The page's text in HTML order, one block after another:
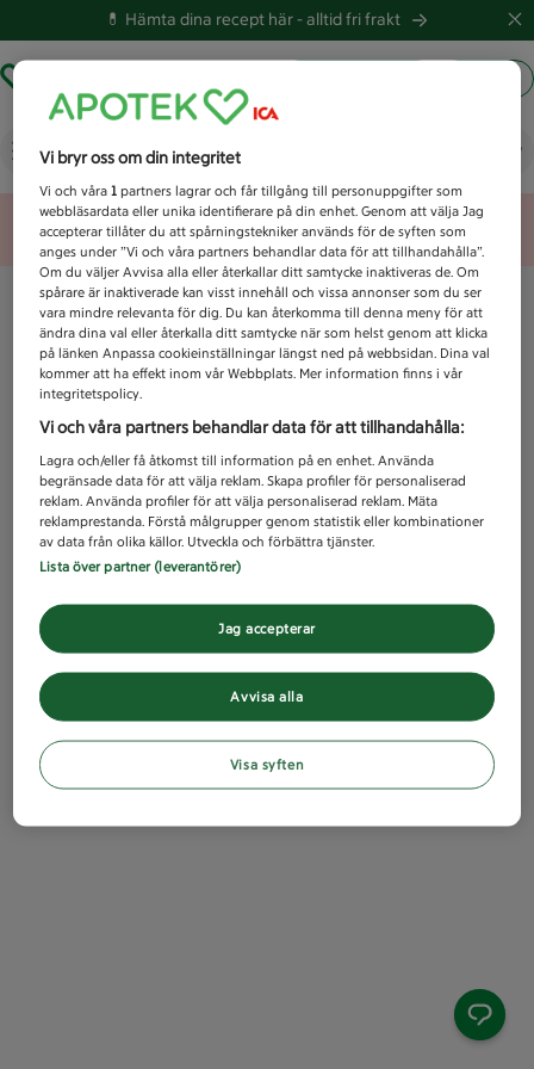
💊 Hämta dina recept här -alltid fri frakt
Vad letar du efter idag?
Unknown error
Vi bryr oss om din integritet
Vi och våra1 partners lagrar och får tillgång till personuppgifter som
webbläsardata eller unika identifierare på din enhet. Genom att välja Jag
accepterar tillåter du att spårningstekniker används för de syften som
anges under ”Vi och våra partners behandlar data för att tillhandahålla”.
Om du väljer Avvisa alla eller återkallar ditt samtycke inaktiveras de. Om
spårare är inaktiverade kan visst innehåll och vissa annonser som du ser
vara mindre relevanta för dig. Du kan återkomma till denna meny för att
ändra dina val eller återkalla ditt samtycke när som helst genom att klicka
på länken Anpassa cookieinställningar längst ned på webbsidan. Dina val
kommer att ha effekt inom vår Webbplats. Mer information finns i vår
integritetspolicy.
Vi och våra partners behandlar data för att tillhandahålla:
Lagra och/eller få åtkomst till information på en enhet. Använda
begränsade data för att välja reklam. Skapa profiler för personaliserad
reklam. Använda profiler för att välja personaliserad reklam. Mäta
reklamprestanda. Förstå målgrupper genom statistik eller kombinationer
av data från olika källor. Utveckla och förbättra tjänster.
Lista över partner (leverantörer)
Avvisa alla
Jag accepterar
Visa syften